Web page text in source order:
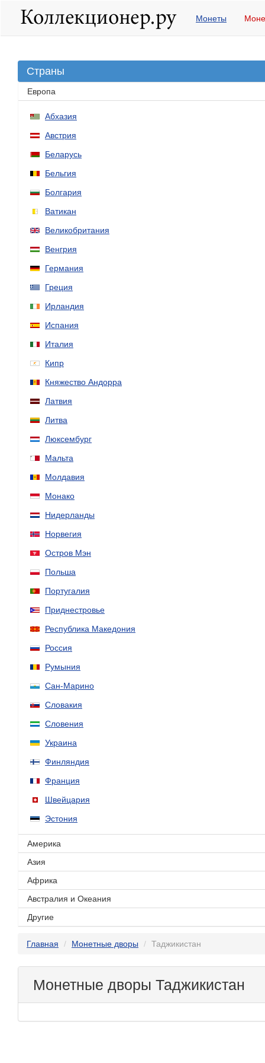
Монеты
Страны
Европа
Абхазия
Австрия
Беларусь
Бельгия
Болгария
Ватикан
Великобритания
Венгрия
Германия
Греция
Ирландия
Испания
Италия
Кипр
Княжество Андорра
Латвия
Литва
Люксембург
Мальта
Молдавия
Монако
Нидерланды
Норвегия
Остров Мэн
Польша
Португалия
Приднестровье
Республика Македония
Россия
Румыния
Сан-Марино
Словакия
Словения
Украина
Финляндия
Франция
Швейцария
Эстония
Америка
Азия
Африка
Австралия и Океания
Другие
Главная Монетные дворы Таджикистан
Монетные дворы Таджикистан